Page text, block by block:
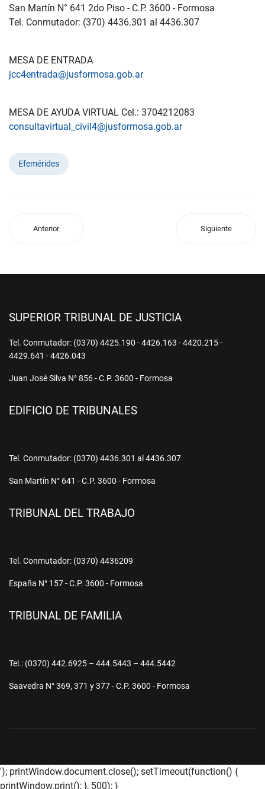
San Martín N° 641 2do Piso - C.P. 3600 - Formosa
Tel. Conmutador: (370) 4436.301 al 4436.307
MESA DE ENTRADA
jcc4entrada@jusformosa.gob.ar
MESA DE AYUDA VIRTUAL Cel.: 3704212083
consultavirtual_civil4@jusformosa.gob.ar
Efemérides
Anterior Siguiente
SUPERIOR TRIBUNAL DE JUSTICIA
Tel. Conmutador: (0370) 4425.190 - 4426.163 - 4420.215 -
4429.641 - 4426.043
Juan José Silva N° 856 - C.P. 3600 - Formosa
EDIFICIO DE TRIBUNALES
Tel. Conmutador: (0370) 4436.301 al 4436.307
San Martín N° 641 - C.P. 3600 - Formosa
TRIBUNAL DEL TRABAJO
Tel. Conmutador: (0370) 4436209
España N° 157 - C.P. 3600 - Formosa
TRIBUNAL DE FAMILIA
Tel.: (0370) 442.6925 – 444.5443 – 444.5442
Saavedra N° 369, 371 y 377 - C.P. 3600 - Formosa
'); printWindow.document.close(); setTimeout(function() {
printWindow.print(); }, 500); }